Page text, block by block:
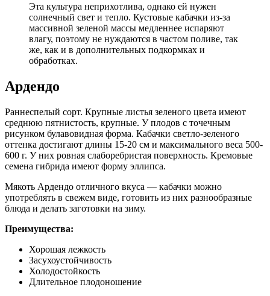
Эта культура неприхотлива, однако ей нужен
солнечный свет и тепло. Кустовые кабачки из-за
массивной зеленой массы медленнее испаряют
влагу, поэтому не нуждаются в частом поливе, так
же, как и в дополнительных подкормках и
обработках.
Ардендо
Раннеспелый сорт. Крупные листья зеленого цвета имеют
среднюю пятнистость, крупные. У плодов с точечным
рисунком булавовидная форма. Кабачки светло-зеленого
оттенка достигают длины 15-20 см и максимального веса 500-
600 г. У них ровная слаборебристая поверхность. Кремовые
семена гибрида имеют форму эллипса.
Мякоть Ардендо отличного вкуса — кабачки можно
употреблять в свежем виде, готовить из них разнообразные
блюда и делать заготовки на зиму.
Преимущества:
Хорошая лежкость
Засухоустойчивость
Холодостойкость
Длительное плодоношение